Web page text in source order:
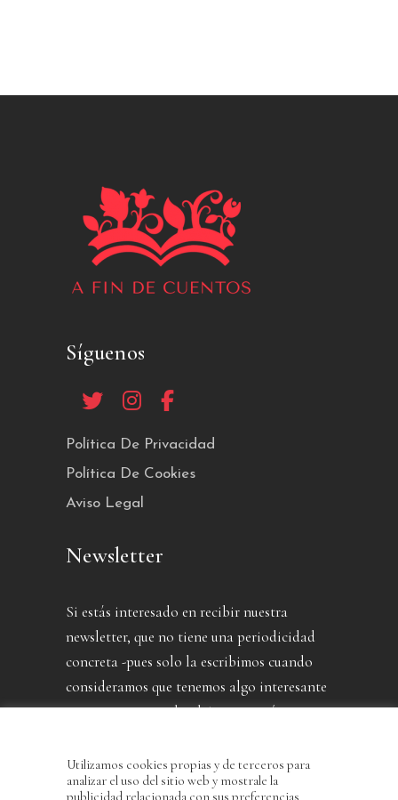
Síguenos
Política De Privacidad
Política De Cookies
Aviso Legal
Newsletter
Si estás interesado en recibir nuestra
newsletter, que no tiene una periodicidad
concreta -pues solo la escribimos cuando
consideramos que tenemos algo interesante
que contarte- puedes dejarnos aquí tu
Utilizamos cookies propias y de terceros para
analizar el uso del sitio web y mostrale la
publicidad relacionada con sus preferencias